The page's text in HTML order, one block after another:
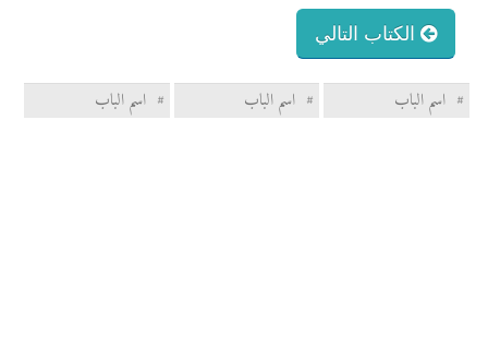
الكتاب التالي
# اسم الباب # اسم الباب # اسم الباب